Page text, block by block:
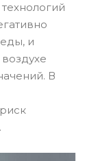
и
В